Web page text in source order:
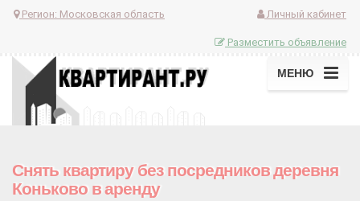
Регион: Московская область Личный кабинет
Разместить объявление
МЕНЮ
Снять квартиру без посредников деревня
Коньково в аренду